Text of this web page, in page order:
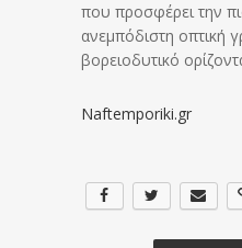
που προσφέρει την
ανεμπόδιστη οπτική
βορειοδυτικό
Naftemporiki.gr